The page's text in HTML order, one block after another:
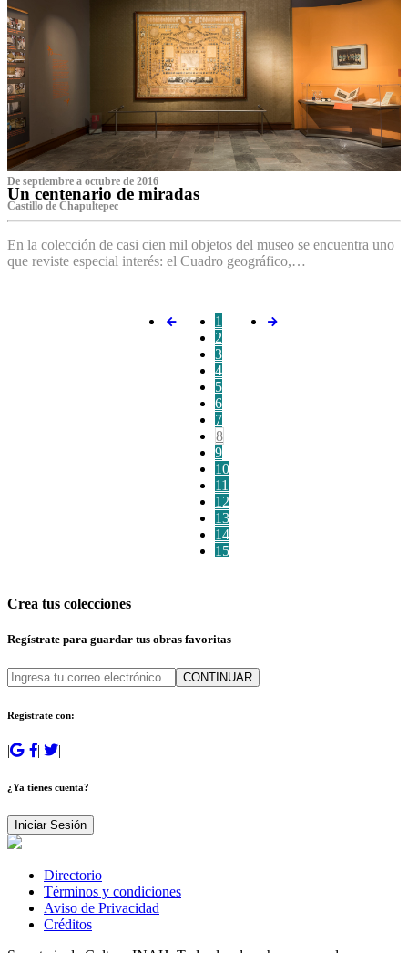
De septiembre a octubre de 2016
Un centenario de miradas
Castillo de Chapultepec
En la colección de casi cien mil objetos del museo se encuentra uno
que reviste especial interés: el Cuadro geográfico,…
1
2
3
4
5
6
7
8
9
10
11
12
13
14
15
Crea tus colecciones
Regístrate para guardar tus obras favoritas
CONTINUAR
Regístrate con:
|
¿Ya tienes cuenta?
Iniciar Sesión
Directorio
Términos y condiciones
Aviso de Privacidad
Créditos